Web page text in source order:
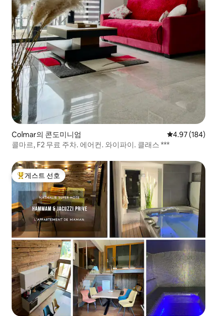
Colmar의 콘도미니엄 평점 4.97점(5
4.97 (184)
콜마르, F2 무료 주차. 에어컨. 와이파이. 클래스 ***
상위 게스트 선호
게스트 선호